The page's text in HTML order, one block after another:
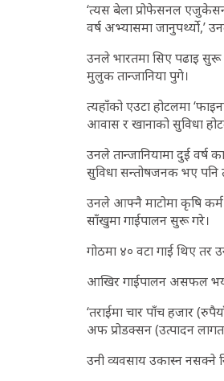
‘त्यस बेला प्रोफेसनल
वर्ष अभ्यासमा
उनले भारतमा सिए पढाइ सुरू
मुलुक तान्जानिया पुगे।
त्यहाँको एउटा होटलमा
आवास र खानाको सुविधा
उनले तान्जानियामा दुई वर्ष
सुविधा सन्तोषजनक भए पनि
उनले आफ्नै माटोमा कृषि कर्म
साँखुमा गाईपालन सुरू गरे।
गोठमा ४० वटा गाई थिए तर
आखिर गाईपालन असफल
‘तराईमा चार पाँच हजार
अफ प्रोडक्सन (उत्पादन
उनी व्यवसाय उकास्न नसक्ने